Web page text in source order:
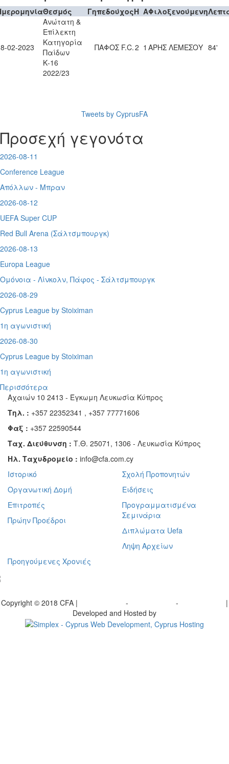
Θεσμός ΓηπεδούχοςH AΦιλοξενούμενη
02-2023
Ανώτατη &
Επίλεκτη
Κατηγορία
Παίδων
Κ-16
2022/23
ΠΑΦΟΣ F.C.2 1 ΑΡΗΣ ΛΕΜΕΣΟΥ 84'
Tweets by CyprusFA
Προσεχή γεγονότα
2026-08-11
Conference League
Απόλλων - Μπραν
2026-08-12
UEFA Super CUP
Red Bull Arena (Σάλτσμπουργκ)
2026-08-13
Europa League
Ομόνοια - Λίνκολν, Πάφος - Σάλτσμπουργκ
2026-08-29
Cyprus League by Stoiximan
1η αγωνιστική
2026-08-30
Cyprus League by Stoiximan
1η αγωνιστική
Περισσότερα
Αχαιών 10 2413 - Έγκωμη Λευκωσία Κύπρος
Τηλ. : +357 22352341 , +357 77771606
Φαξ : +357 22590544
Ταχ. Διεύθυνση : Τ.Θ. 25071, 1306 - Λευκωσία Κύπρος
Ηλ. Ταχυδρομείο : info@cfa.com.cy
Ιστορικό
Οργανωτική Δομή
Επιτροπές
Πρώην Προέδροι
Σχολή Προπονητών
Ειδήσεις
Προγραμματισμένα
Σεμινάρια
Διπλώματα Uefa
Ληψη Αρχείων
Προηγούμενες Χρονιές
Copyright © 2018 CFA | - -
|
Developed and Hosted by